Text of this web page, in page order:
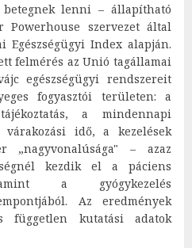
lenni – állapítható
Powerhouse szervezet által
Egészségügyi Index alapján.
felmérés az Unió tagállamai
egészségügyi rendszereit
fogyasztói területen: a
a mindennapi
várakozási idő, a kezelések
„nagyvonalúsága" – azaz
kezdik el a páciens
a gyógykezelés
Az eredmények
független kutatási adatok